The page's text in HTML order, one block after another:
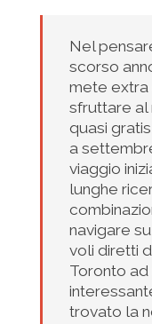
Nel
scorso
mete extra
sfruttare al
quasi
a
viaggio
lunghe
navigare
voli diretti
Toronto
trovato la